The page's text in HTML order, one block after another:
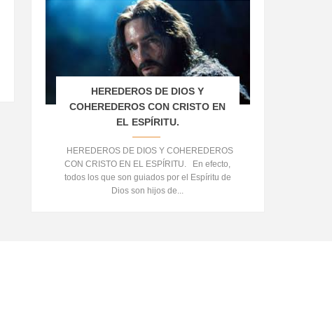
HEREDEROS DE DIOS Y
COHEREDEROS CON CRISTO EN
EL ESPÍRITU.
HEREDEROS DE DIOS Y COHEREDEROS
CON CRISTO EN EL ESPÍRITU. En efecto,
todos los que son guiados por el Espíritu de
Dios son hijos de...